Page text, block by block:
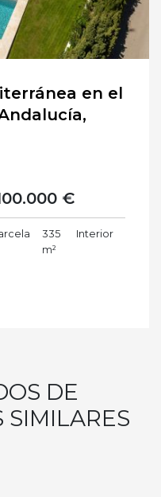
en el
€
335
m²
Interior
DE
SIMILARES